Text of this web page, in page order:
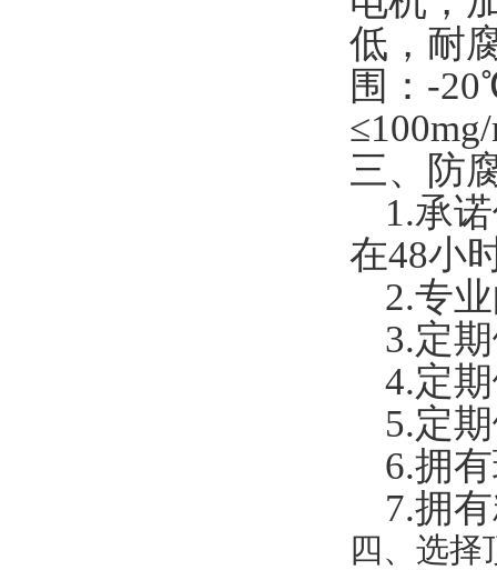
低，耐
围：-
三、
防
1.承
在48小
2.专
3.定
4.定
5.定
6.拥
7.拥
四、选择